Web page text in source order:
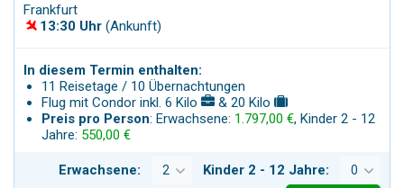
Frankfurt
13:30 Uhr (Ankunft)
In diesem Termin enthalten:
11 Reisetage / 10 Übernachtungen
Flug mit Condor inkl. 6 Kilo
& 20 Kilo
Preis pro Person: Erwachsene: 1.797,00 €, Kinder 2 - 12
Jahre: 550,00 €
Erwachsene: Kinder 2 - 12 Jahre: